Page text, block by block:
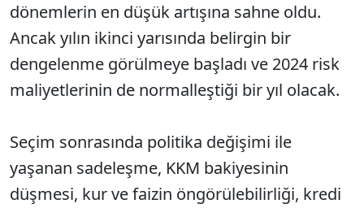
dönemlerin en düşük artışına sahne oldu.
Ancak yılın ikinci yarısında belirgin bir
dengelenme görülmeye başladı ve 2024 risk
maliyetlerinin de normalleştiği bir yıl olacak.
Seçim sonrasında politika değişimi ile
yaşanan sadeleşme, KKM bakiyesinin
düşmesi, kur ve faizin öngörülebilirliği, kredi